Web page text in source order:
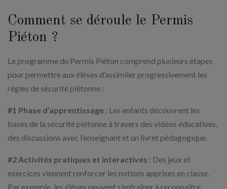
Comment se déroule le Permis
Piéton ?
Le programme du Permis Piéton comprend plusieurs étapes
pour permettre aux élèves d’assimiler progressivement les
règles de sécurité piétonne :
#1 Phase d’apprentissage : Les enfants découvrent les
bases de la sécurité piétonne à travers des vidéos éducatives,
des discussions avec l’enseignant et un livret pédagogique.
#2 Activités pratiques et interactives : Des jeux et
exercices viennent renforcer les notions apprises en classe.
Par exemple, les élèves peuvent s’entraîner à reconnaître